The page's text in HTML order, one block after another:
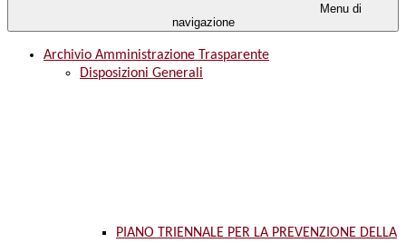
Menu di
navigazione
Archivio Amministrazione Trasparente
Disposizioni Generali
PIANO TRIENNALE PER LA PREVENZIONE DELLA